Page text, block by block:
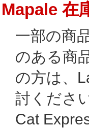
Mapale 在
一部の商
のある商
の方は、
討くださ
Cat